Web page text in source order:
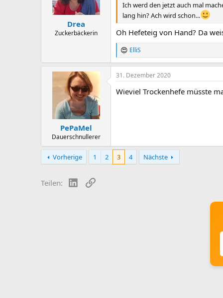
Drea
Zuckerbäckerin
Ich werd den jetzt auch mal
lang hin? Ach wird schon...
Oh Hefeteig von Hand? Da
R
e
a
c
i
ElliS
PePaMel
Dauerschnullerer
31. Dezember 2020
Wieviel Trockenhefe müsste
Vorherige 1 2 3 4 Nächste
Teilen: LinkedIn
Link